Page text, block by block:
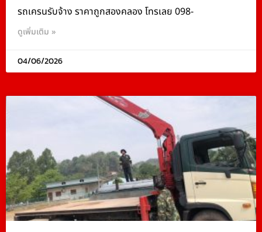
รถเครนรับจ้าง ราคาถูกสองคลอง โทรเลย 098-
ดูเพิ่มเติม »
04/06/2026